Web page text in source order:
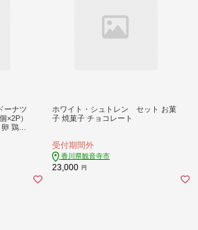
ーナツ
×2P）
鶏卵
ホワイト・シュトレン セット お菓
子 焼菓子 チョコレート
受付期間外
香川県観音寺市
23,000 円